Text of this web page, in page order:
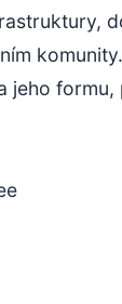
jeho formu,